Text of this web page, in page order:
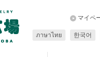
マイペ
한국어
ภาษาไทย